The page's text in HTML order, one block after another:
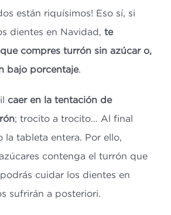
están riquísimos! Eso sí, si
dientes en Navidad, te
compres turrón sin azúcar o,
bajo porcentaje.
caer en la tentación de
; trocito a trocito… Al final
la tableta entera. Por ello,
contenga el turrón que
cuidar los dientes en
sufrirán a posteriori.